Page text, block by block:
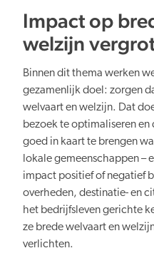
Impact op
welzijn
Binnen dit thema werken
gezamenlijk doel: zorgen
welvaart en welzijn. Dat
bezoek te optimaliseren
goed in kaart te brengen
lokale gemeenschappen –
impact positief of negatief
overheden, destinatie- en
het bedrijfsleven gerichte
ze brede welvaart en
verlichten.